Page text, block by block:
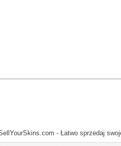
- Łatwo sprzedaj